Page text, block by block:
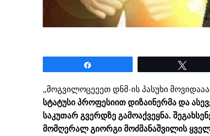
„მოგვილოცეეეთ დნმ-ის პასუხი
სტატუსი პროფესიით დიზაინერმა და
საკუთარ გვერდზე გამოაქვეყნა.
მომღერალ გიორგი მოძმანაშვილის